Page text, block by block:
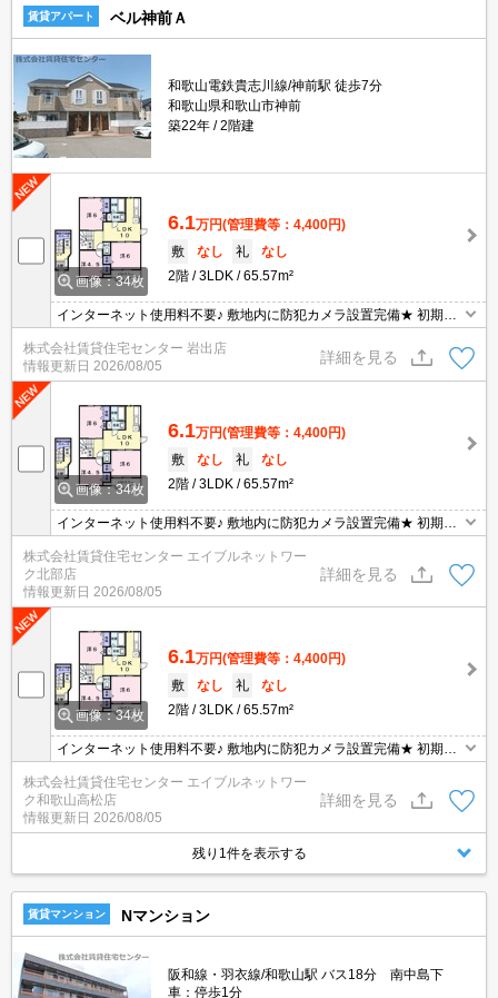
賃貸アパート ベル神前Ａ
和歌山電鉄貴志川線/神前駅 徒歩7分
和歌山県和歌山市神前
築22年
2階建
画像：34枚
6.1万円(管理費等：4,400円)
敷
なし 礼
なし
2階
3LDK 65.57m²
インターネット使用料不要♪ 敷地内に防犯カメラ設置完備★ 初期費
用の交渉は、賃貸住宅センターまで！！
株式会社賃貸住宅センター 岩出店
情報更新日 2026/08/05
詳細を見る
画像：34枚
6.1万円(管理費等：4,400円)
敷
なし 礼
なし
2階
3LDK 65.57m²
インターネット使用料不要♪ 敷地内に防犯カメラ設置完備★ 初期費
用の交渉は、賃貸住宅センターまで！！
株式会社賃貸住宅センター エイブルネットワー
ク北部店
情報更新日 2026/08/05
詳細を見る
画像：34枚
6.1万円(管理費等：4,400円)
敷
なし 礼
なし
2階
3LDK 65.57m²
インターネット使用料不要♪ 敷地内に防犯カメラ設置完備★ 初期費
用の交渉は、賃貸住宅センターまで！！
株式会社賃貸住宅センター エイブルネットワー
ク和歌山高松店
情報更新日 2026/08/05
詳細を見る
残り1件を表示する
賃貸マンション Nマンション
阪和線・羽衣線/和歌山駅 バス18分 南中島下
車：停歩1分